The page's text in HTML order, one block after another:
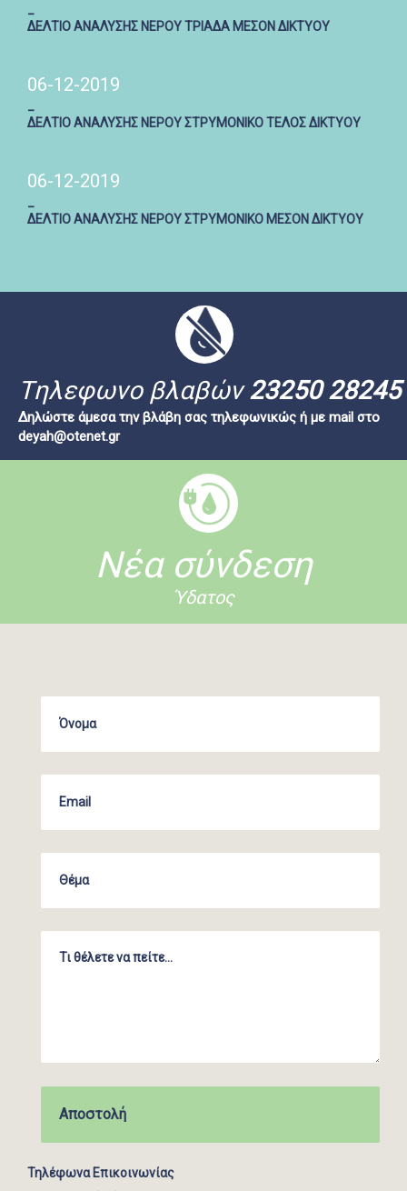
ΔΕΛΤΙΟ ΑΝΑΛΥΣΗΣ ΝΕΡΟΥ ΤΡΙΑΔΑ ΜΕΣΟΝ ΔΙΚΤΥΟΥ
06-12-2019
ΔΕΛΤΙΟ ΑΝΑΛΥΣΗΣ ΝΕΡΟΥ ΣΤΡΥΜΟΝΙΚΟ ΤΕΛΟΣ ΔΙΚΤΥΟΥ
06-12-2019
ΔΕΛΤΙΟ ΑΝΑΛΥΣΗΣ ΝΕΡΟΥ ΣΤΡΥΜΟΝΙΚΟ ΜΕΣΟΝ ΔΙΚΤΥΟΥ
Tηλεφωνο βλαβών23250 28245
Δηλώστε άμεσα την βλάβη σας τηλεφωνικώς ή με mail στο
deyah@otenet.gr
Νέα σύνδεση
Ύδατος
Τηλέφωνα Επικοινωνίας